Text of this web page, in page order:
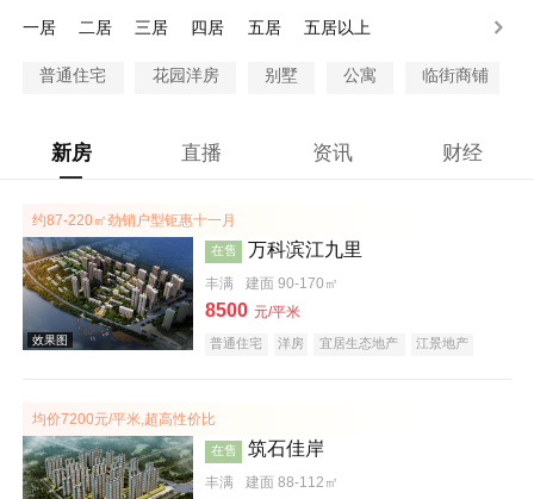
一居
二居 三居 四居 五居 五居以上
普通住宅 花园洋房 别墅 公寓 临街商铺
新房 直播 资讯 财经
约87-220㎡劲销户型钜惠十一月
在售 万科滨江九里
丰满 建面 90-170㎡
8500 元/平米
普通住宅 洋房 宜居生态地产
江景地产
均价7200元/平米,超高性价比
在售 筑石佳岸
丰满 建面 88-112㎡